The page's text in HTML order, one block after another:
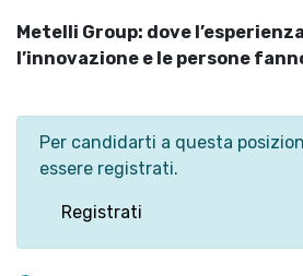
Metelli Group: dove
l’innovazione e le persone
Per candidarti a questa
essere registrati.
Registrati